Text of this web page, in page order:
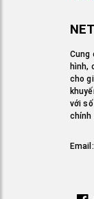
Cung
hình,
cho
với
chính
Email: